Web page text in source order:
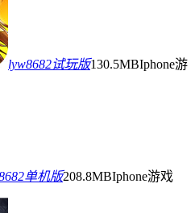
lyw8682试玩版130.5MBIphone游
单机版208.8MBIphone游戏